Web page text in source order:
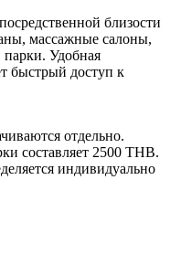
близости
массажные салоны,
парки. Удобная
быстрый доступ к
отдельно.
составляет 2500 THB.
индивидуально